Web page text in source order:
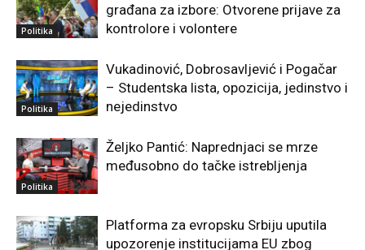
Politika
građana za izbore: Otvorene prijave za
kontrolore i volontere
Politika
Vukadinović, Dobrosavljević i Pogačar
– Studentska lista, opozicija, jedinstvo i
nejedinstvo
Politika
Željko Pantić: Naprednjaci se mrze
međusobno do tačke istrebljenja
Platforma za evropsku Srbiju uputila
upozorenje institucijama EU zbog